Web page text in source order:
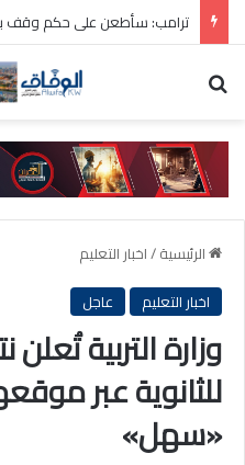
ترامب: سأطعن على حكم وقف بناء
الرئيسية/اخبار التعليم
اخبار التعليم
عاجل
وزارة التربية تُعلن
للثانوية عبر
«سهل»